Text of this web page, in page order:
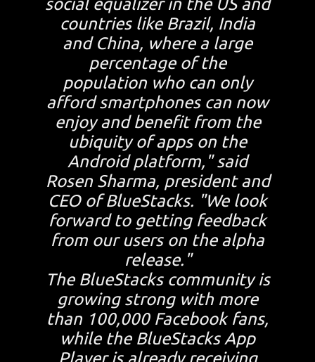
countries like Brazil, India
and China, where a large
percentage of the
population who can only
afford smartphones can now
enjoy and benefit from the
ubiquity of apps on the
Android platform," said
Rosen Sharma, president and
CEO of BlueStacks. "We look
forward to getting feedback
from our users on the alpha
release."
The BlueStacks community is
growing strong with more
than 100,000 Facebook fans,
while the BlueStacks App
Player is already receiving